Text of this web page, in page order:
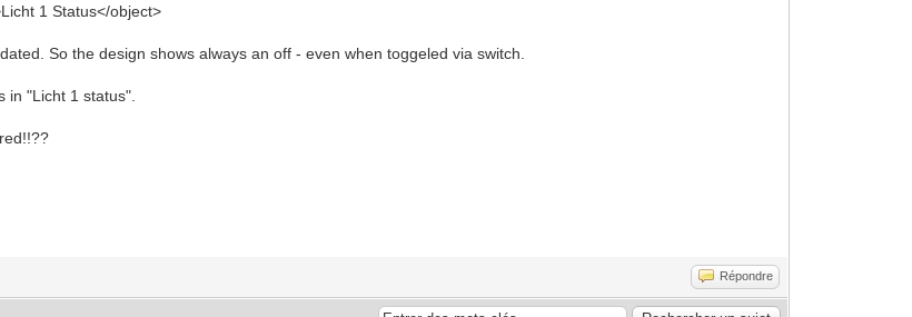
1 Status</object>
So the design shows always an off - even when toggeled via switch.
in "Licht 1 status".
Répondre